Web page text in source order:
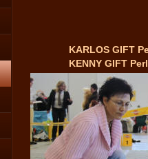
KARLOS GIFT
KENNY GIFT